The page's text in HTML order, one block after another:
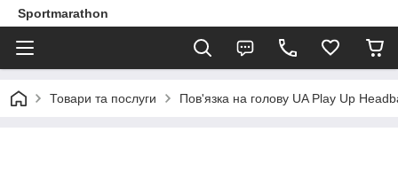
Sportmarathon
Товари та послуги Пов'язка на голову UA Play Up